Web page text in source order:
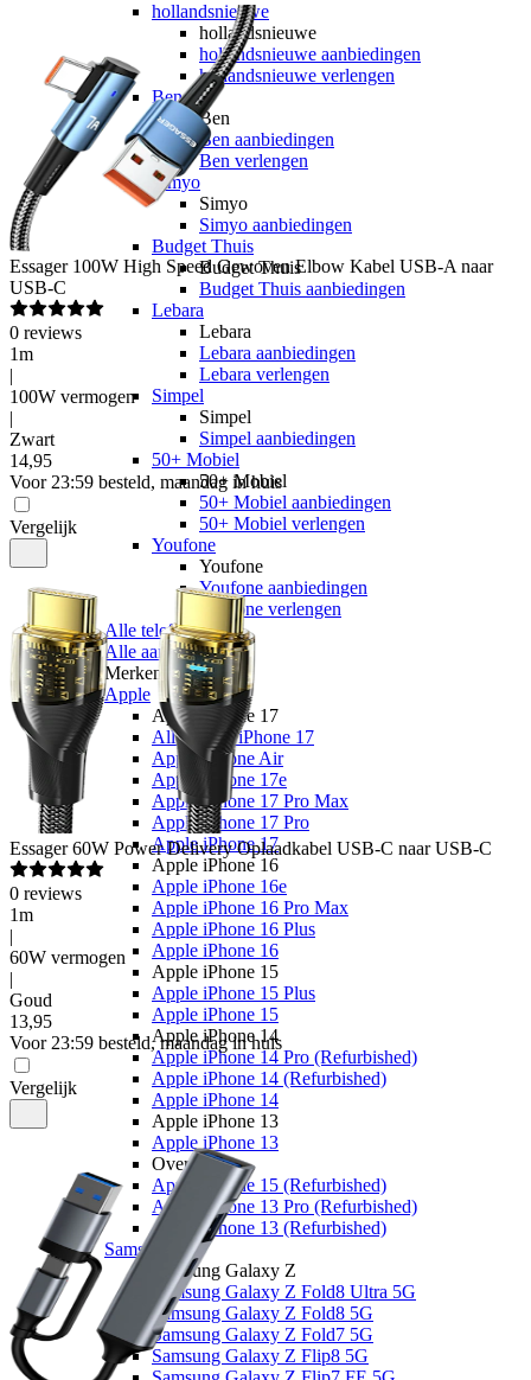
hollandsnieuwe
hollandsnieuwe
hollandsnieuwe aanbiedingen
hollandsnieuwe verlengen
Ben
Ben
Ben aanbiedingen
Ben verlengen
Simyo
Simyo
Simyo aanbiedingen
Budget Thuis
Budget Thuis
Budget Thuis aanbiedingen
Lebara
Lebara
Lebara aanbiedingen
Lebara verlengen
Simpel
Simpel
Simpel aanbiedingen
50+ Mobiel
50+ Mobiel
50+ Mobiel aanbiedingen
50+ Mobiel verlengen
Youfone
Youfone
Youfone aanbiedingen
Youfone verlengen
Alle telefoons
Alle aanbiedingen
Merken
Apple
Apple iPhone 17
Alle Apple iPhone 17
Apple iPhone Air
Apple iPhone 17e
Apple iPhone 17 Pro Max
Apple iPhone 17 Pro
Apple iPhone 17
Apple iPhone 16
Apple iPhone 16e
Apple iPhone 16 Pro Max
Apple iPhone 16 Plus
Apple iPhone 16
Apple iPhone 15
Apple iPhone 15 Plus
Apple iPhone 15
Apple iPhone 14
Apple iPhone 14 Pro (Refurbished)
Apple iPhone 14 (Refurbished)
Apple iPhone 14
Apple iPhone 13
Apple iPhone 13
Overige
Apple iPhone 15 (Refurbished)
Apple iPhone 13 Pro (Refurbished)
Apple iPhone 13 (Refurbished)
Samsung
Samsung Galaxy Z
Samsung Galaxy Z Fold8 Ultra 5G
Samsung Galaxy Z Fold8 5G
Samsung Galaxy Z Fold7 5G
Samsung Galaxy Z Flip8 5G
Essager 100W High Speed Gewoven Elbow Kabel USB-A naar
USB-C
0 reviews
1m
|
100W vermogen
|
Zwart
14,95
Voor 23:59 besteld, maandag in huis
Vergelijk
Essager 60W Power Delivery Oplaadkabel USB-C naar USB-C
0 reviews
1m
|
60W vermogen
|
Goud
13,95
Voor 23:59 besteld, maandag in huis
Vergelijk